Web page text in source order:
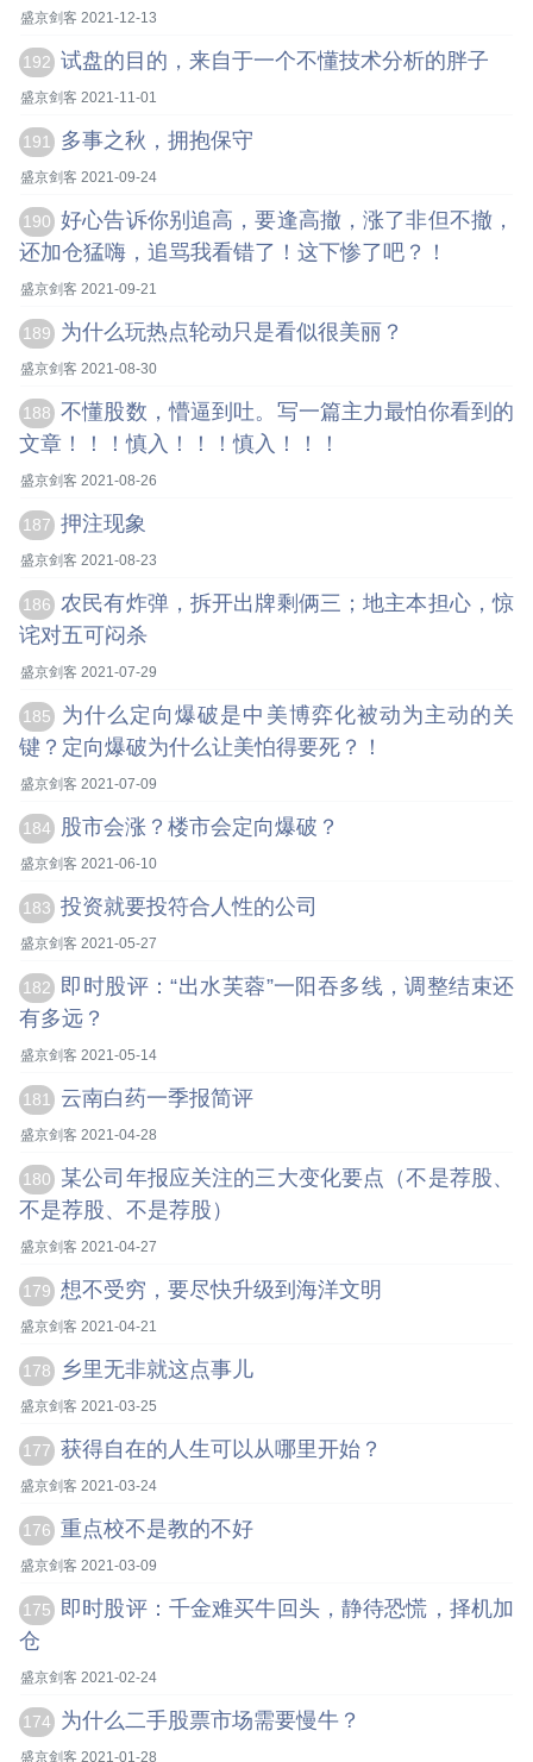
盛京剑客 2021-12-13
192 试盘的目的，来自于一个不懂技术分析的胖子
盛京剑客 2021-11-01
191 多事之秋，拥抱保守
盛京剑客 2021-09-24
190 好心告诉你别追高，要逢高撤，涨了非但不撤，
还加仓猛嗨，追骂我看错了！这下惨了吧？！
盛京剑客 2021-09-21
189 为什么玩热点轮动只是看似很美丽？
盛京剑客 2021-08-30
188 不懂股数，懵逼到吐。写一篇主力最怕你看到的
文章！！！慎入！！！慎入！！！
盛京剑客 2021-08-26
187 押注现象
盛京剑客 2021-08-23
186 农民有炸弹，拆开出牌剩俩三；地主本担心，惊
诧对五可闷杀
盛京剑客 2021-07-29
185
为什么定向爆破是中美博弈化被动为主动的关
键？定向爆破为什么让美怕得要死？！
盛京剑客 2021-07-09
184 股市会涨？楼市会定向爆破？
盛京剑客 2021-06-10
183 投资就要投符合人性的公司
盛京剑客 2021-05-27
182
即时股评：“出水芙蓉”一阳吞多线，调整结束还
有多远？
盛京剑客 2021-05-14
181 云南白药一季报简评
盛京剑客 2021-04-28
180
某公司年报应关注的三大变化要点（不是荐股、
不是荐股、不是荐股）
盛京剑客 2021-04-27
179 想不受穷，要尽快升级到海洋文明
盛京剑客 2021-04-21
178 乡里无非就这点事儿
盛京剑客 2021-03-25
177 获得自在的人生可以从哪里开始？
盛京剑客 2021-03-24
176 重点校不是教的不好
盛京剑客 2021-03-09
175
即时股评：千金难买牛回头，静待恐慌，择机加
仓
盛京剑客 2021-02-24
174 为什么二手股票市场需要慢牛？
盛京剑客 2021-01-28